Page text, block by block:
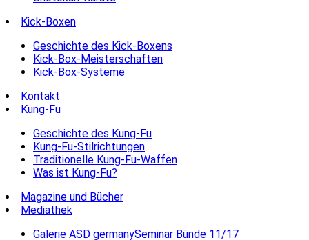
Kick-Boxen
Geschichte des Kick-Boxens
Kick-Box-Meisterschaften
Kick-Box-Systeme
Kontakt
Kung-Fu
Geschichte des Kung-Fu
Kung-Fu-Stilrichtungen
Traditionelle Kung-Fu-Waffen
Was ist Kung-Fu?
Magazine und Bücher
Mediathek
Galerie ASD germanySeminar Bünde 11/17